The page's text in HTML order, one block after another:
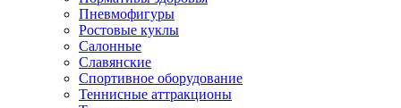
Пневмофигуры
Ростовые куклы
Салонные
Славянские
Спортивное оборудование
Теннисные аттракционы